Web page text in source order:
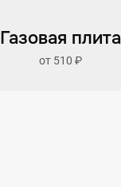
Газовая плита
от 510 ₽